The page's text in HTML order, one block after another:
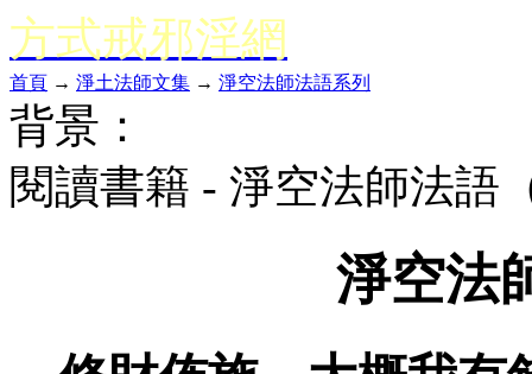
方式戒邪淫網
首頁 → 淨土法師文集 → 淨空法師法語系列
背景：
閱讀書籍 - 淨空法師法語
淨空法